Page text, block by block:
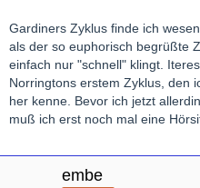
Gardiners Zyklus finde ich
als der so euphorisch begrüßte
einfach nur "schnell" klingt.
Norringtons erstem Zyklus, den
her kenne. Bevor ich jetzt
muß ich erst noch mal eine
embe